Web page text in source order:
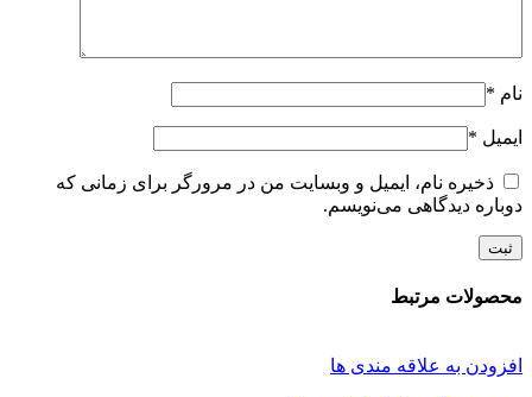
نام *
ایمیل *
ذخیره نام، ایمیل و وبسایت من در مرورگر برای زمانی که
دوباره دیدگاهی می‌نویسم.
محصولات مرتبط
افزودن به علاقه مندی ها